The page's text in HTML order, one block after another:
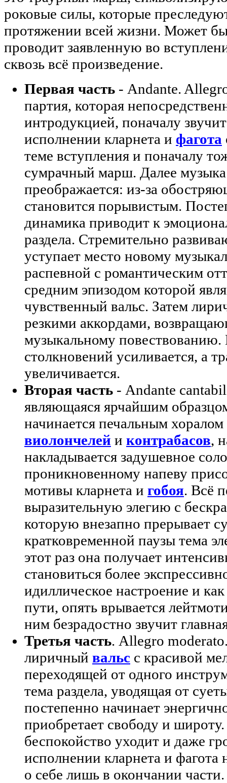
роковые силы, которые
протяжении всей жизни. Может
проводит заявленную во
сквозь всё произведение.
Первая часть - Andante.
партия, которая
интродукцией, поначалу
исполнении кларнета и фагота
теме вступления и поначалу
сумрачный марш. Далее музыка
преображается: из-за
становится порывистым.
динамика приводит к
раздела. Стремительно
уступает место новому
распевной с романтическим
средним эпизодом которой
чувственный вальс. Затем
резкими аккордами,
музыкальному повествованию.
столкновений усиливается, а
увеличивается.
Вторая часть - Andante
являющаяся ярчайшим
начинается печальным
виолончелей и контрабасов,
накладывается задушевное
проникновенному напеву
мотивы кларнета и гобоя. Всё
выразительную элегию с
которую внезапно прерывает
кратковременной паузы тема
этот раз она получает
становиться более
идиллическое настроение и
пути, опять врывается
ним безрадостно звучит
Третья часть. Allegro
лиричный вальс с красивой
переходящей от одного
тема раздела, уводящая от
постепенно начинает
приобретает свободу и
беспокойство уходит и даже
исполнении кларнета и фагота
о себе лишь в окончании части.